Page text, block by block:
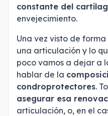
constante del
envejecimiento.
Una vez visto de
una articulación y lo
poco vamos a dejar a
hablar de la
condroprotectores.
asegurar esa
articulación, o, en el